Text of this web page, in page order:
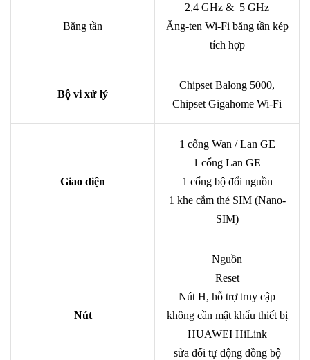
Băng tần
2,4 GHz & 5 GHz
Ăng-ten Wi-Fi băng tần kép
tích hợp
Bộ vi xử lý
Chipset Balong 5000,
Chipset Gigahome Wi-Fi
Giao diện
1 cổng Wan / Lan GE
1 cổng Lan GE
1 cổng bộ đổi nguồn
1 khe cắm thẻ SIM (Nano-
SIM)
Nút
Nguồn
Reset
Nút H, hỗ trợ truy cập
không cần mật khẩu thiết bị
HUAWEI HiLink
sửa đổi tự động đồng bộ